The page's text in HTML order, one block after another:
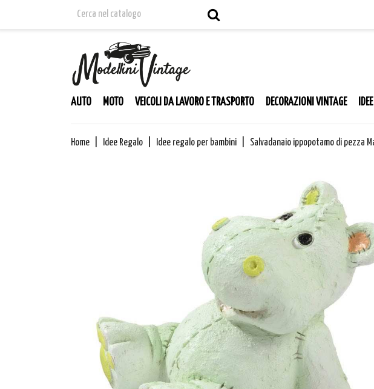
AUTO MOTO VEICOLI DA LAVORO E TRASPORTO DECORAZIONI VINTAGE
Home Idee Regalo Idee regalo per bambini Salvadanaio ippopotamo di pezza